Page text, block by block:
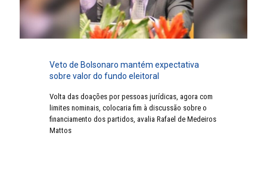
Veto de Bolsonaro mantém expectativa
sobre valor do fundo eleitoral
Volta das doações por pessoas jurídicas, agora com
limites nominais, colocaria fim à discussão sobre o
financiamento dos partidos, avalia Rafael de Medeiros
Mattos